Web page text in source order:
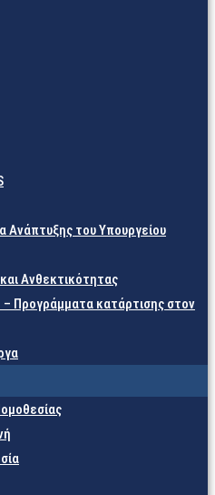
Ανάπτυξης του Υπουργείου
Ανθεκτικότητας
Προγράμματα κατάρτισης στον